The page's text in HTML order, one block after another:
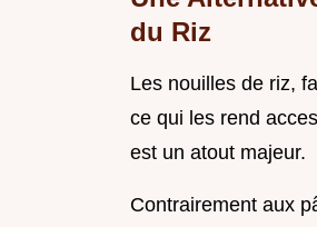
du Riz
Les nouilles de riz,
ce qui les rend
est un atout majeur.
Contrairement aux